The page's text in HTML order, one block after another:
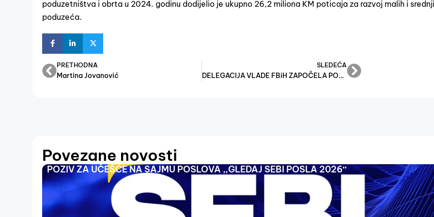
poduzetništva i obrta u 2024. godinu dodijelio je ukupno 26,2 miliona KM poticaja za razvoj malih i
poduzeća.
PRETHODNA
Martina Jovanović
SLEDEĆA
DELEGACIJA VLADE FBiH ZAPOČELA POSJETU USK SASTANKOM U CAZINU: FOKUS NA INVESTICIJAMA, RAZVOJU, JEDINSTVU I STABILNOSTI
Povezane novosti
POZIV ZA UČEŠĆE NA SAJMU POSLOVA ,,GLEDAJ SEBI POSLA 2026″